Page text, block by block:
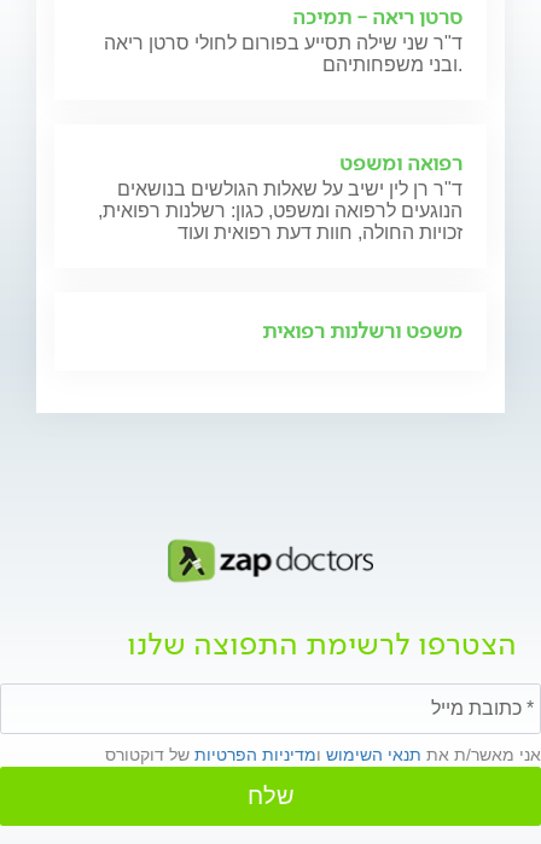
סרטן ריאה - תמיכה
ד"ר שני שילה תסייע בפורום לחולי סרטן ריאה
ובני משפחותיהם.
רפואה ומשפט
ד"ר רן לין ישיב על שאלות הגולשים בנושאים
הנוגעים לרפואה ומשפט, כגון: רשלנות רפואית,
זכויות החולה, חוות דעת רפואית ועוד
משפט ורשלנות רפואית
הצטרפו לרשימת התפוצה שלנו
אני מאשר/ת את תנאי השימוש ומדיניות הפרטיות של דוקטורס
שלח